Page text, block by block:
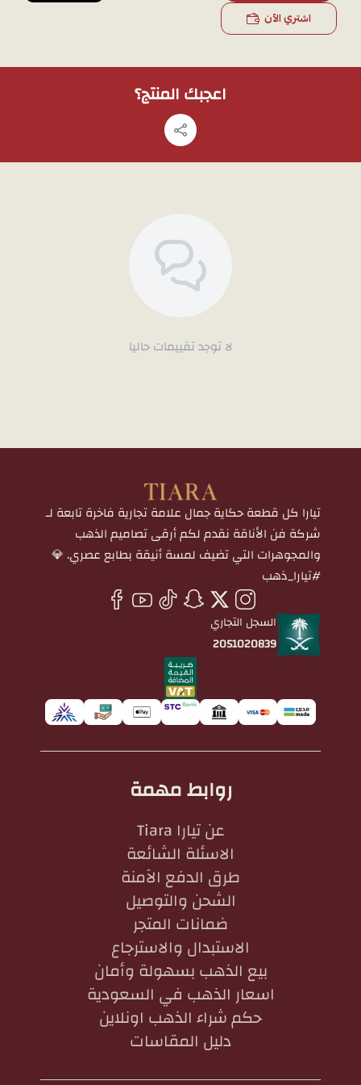
إطلالتك في أي وقت ومكان.
بريق دائم:يحافظ على لمعانه وجاذبيته بفضل جودة الذهب
وزن المنتج:9.6 جرام
: لمشاهدة تفاصيل المنتج بشكل أوضح قبل الشراء يمكنك طلب
، وسوف نقوم بتصويره بالجوال.
اشتري الآن
اعجبك المنتج؟
لا توجد تقييمات حاليا
تيارا كل قطعة حكاية جمال علامة تجارية فاخرة تابعة لـ
شركة فن الأناقة نقدم لكم أرقى تصاميم الذهب
والمجوهرات التي تضيف لمسة أنيقة بطابع عصري. 💎
#تيارا_ذهب
السجل التجاري
2051020839
روابط مهمة
عن تيارا Tiara
الاسئلة الشائعة
طرق الدفع الآمنة
الشحن والتوصيل
ضمانات المتجر
الاستبدال والاسترجاع
بيع الذهب بسهولة وأمان
اسعار الذهب في السعودية
حكم شراء الذهب اونلاين
دليل المقاسات